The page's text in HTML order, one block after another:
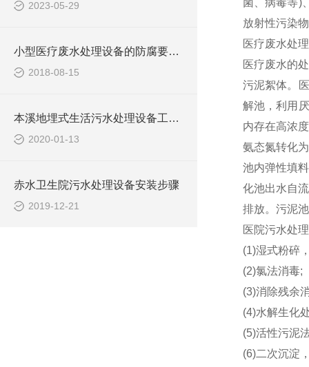
2023-05-29
小型医疗废水处理设备的防腐要求你做到了吗
2018-08-15
本溪地埋式生活污水处理设备工艺流程
2020-01-13
赤水卫生院污水处理设备安装步骤
2019-12-21
菌、病毒等)
放射性污染
医疗废水处
医疗废水的
污泥絮体。
解池，利用
内存在高浓
氨态氮转化
池内弹性填
化池出水自
排放。污泥
医院污水处
(1)湿式粉碎
(2)氯法消毒;
(3)消除残余
(4)水解生化
(5)活性污泥
(6)二次沉淀